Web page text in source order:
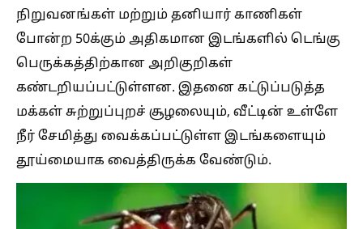
நிறுவனங்கள் மற்றும் தனியார் காணிகள்
போன்ற 50க்கும் அதிகமான இடங்களில் டெங்கு
பெருக்கத்திற்கான அறிகுறிகள்
கண்டறியப்பட்டுள்ளன. இதனை கட்டுப்படுத்த
மக்கள் சுற்றுப்புறச் சூழலையும், வீட்டின் உள்ளே
நீர் சேமித்து வைக்கப்பட்டுள்ள இடங்களையும்
தூய்மையாக வைத்திருக்க வேண்டும்.